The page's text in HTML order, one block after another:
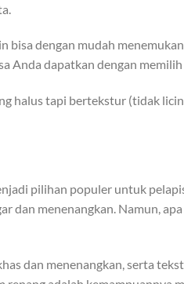
bisa dengan mudah
Anda dapatkan dengan
halus tapi bertekstur (tidak
pilihan populer untuk
dan menenangkan. Namun,
dan menenangkan, serta